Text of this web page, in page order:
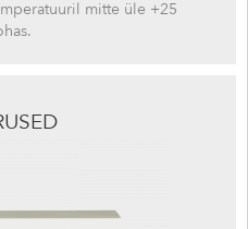
mitte üle +25